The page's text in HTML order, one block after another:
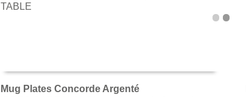
TABLE
Mug Plates Concorde Argenté